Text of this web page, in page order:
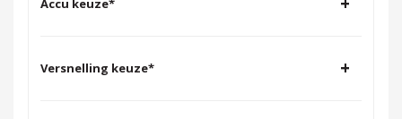
Versnelling keuze* +